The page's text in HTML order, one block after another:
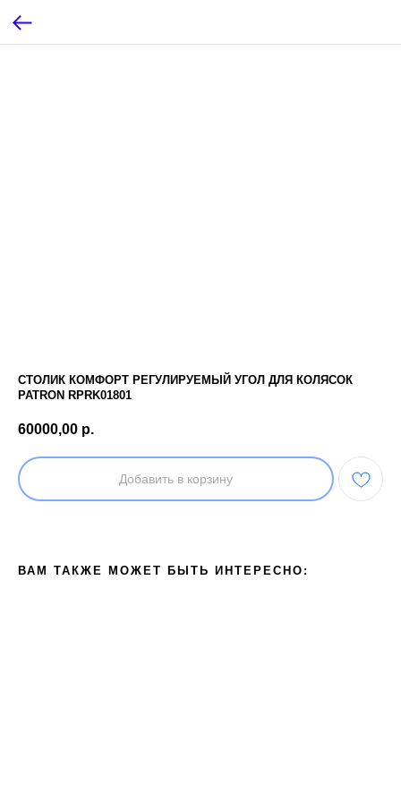
СТОЛИК КОМФОРТ РЕГУЛИРУЕМЫЙ УГОЛ ДЛЯ КОЛЯСОК
PATRON RPRK01801
60000,00 р.
Добавить в корзину
ВАМ ТАКЖЕ МОЖЕТ БЫТЬ ИНТЕРЕСНО: